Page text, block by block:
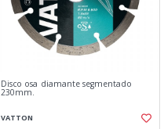
Disco osa diamante segmentado
230mm.
VATTON